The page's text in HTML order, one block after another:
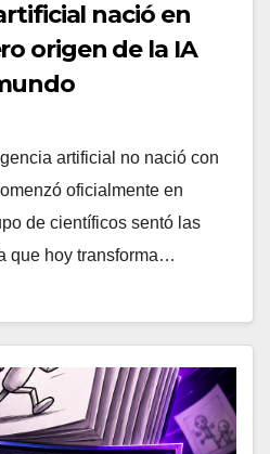
nació en
origen de la IA
artificial no nació con
oficialmente en
de científicos sentó las
que hoy transforma…